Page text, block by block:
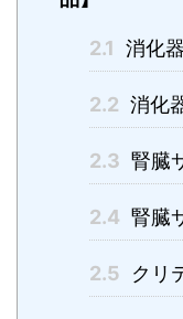
2.1 消化
2.2 消化
2.3 腎臓
2.4 腎臓
2.5 クリ